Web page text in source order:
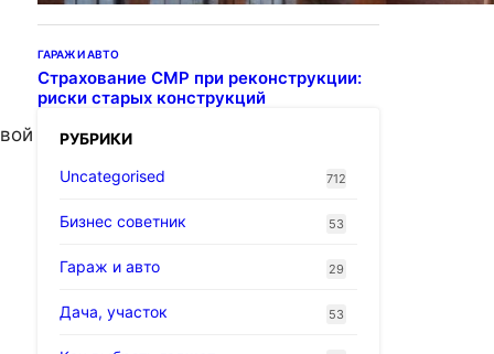
ГАРАЖ И АВТО
Страхование СМР при реконструкции:
риски старых конструкций
РУБРИКИ
Uncategorised
712
Бизнес советник 53
Гараж и авто 29
Дача, участок 53